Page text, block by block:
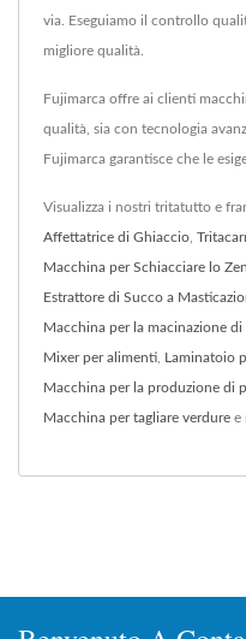
via. Eseguiamo il controllo
migliore qualità.
Fujimarca offre ai clienti
qualità, sia con tecnologia
Fujimarca garantisce che le
Visualizza i nostri tritatutto e
Affettatrice di Ghiaccio
Macchina per Schiacciare lo
Estrattore di Succo a
Macchina per la macinazione di
Mixer per alimenti Laminatoio
Macchina per la produzione di
Macchina per tagliare verdure e